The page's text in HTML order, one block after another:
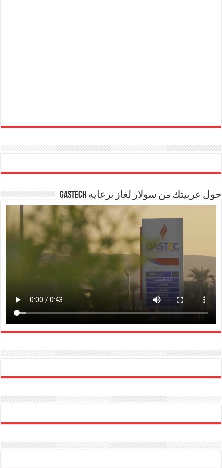
حول عربيتك من سولار لغاز برعايه GASTECH